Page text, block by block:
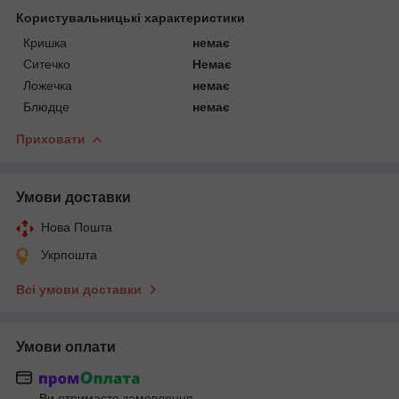
Користувальницькі характеристики
Кришка
немає
Ситечко
Немає
Ложечка
немає
Блюдце
немає
Приховати
Умови доставки
Нова Пошта
Укрпошта
Всі умови доставки
Умови оплати